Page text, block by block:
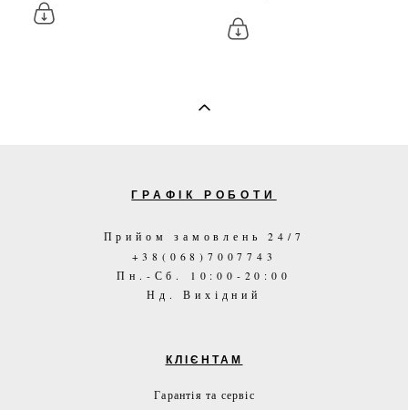
ГРАФІК РОБОТИ
Прийом замовлень 24/7
+38(068)7007743
Пн.-Сб. 10:00-20:00
Нд. Вихідний
КЛІЄНТАМ
Гарантія та сервіс